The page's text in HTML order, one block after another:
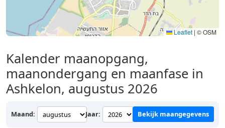
Leaflet | © OSM
Kalender maanopgang,
maanondergang en maanfase in
Ashkelon, augustus 2026
Maand: Jaar: Bekijk maangegevens